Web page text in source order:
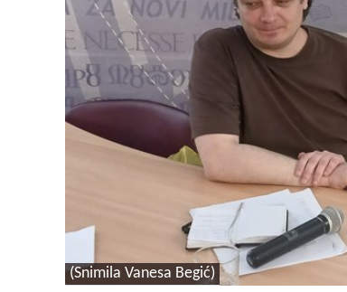
(Snimila Vanesa Begić)